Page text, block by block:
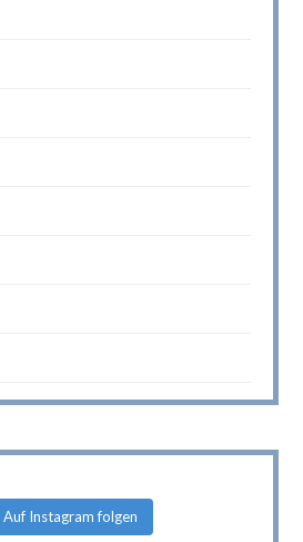
Auf Instagram folgen